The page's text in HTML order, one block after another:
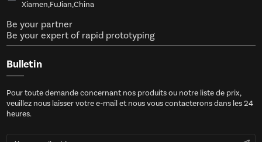
Xiamen,FuJian,China
Be your partner
Be your expert of rapid prototyping
Bulletin
Pour toute demande concernant nos produits ou notre liste de prix,
veuillez nous laisser votre e-mail et nous vous contacterons dans les 24
heures.